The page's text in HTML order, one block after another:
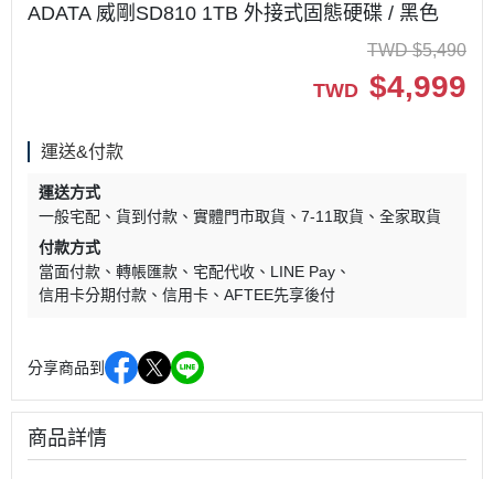
ADATA 威剛SD810 1TB 外接式固態硬碟 / 黑色
TWD $5,490
TWD $4,999
運送&付款
運送方式
一般宅配
貨到付款 實體門市取貨 7-11取貨
全家取貨
付款方式
當面付款
轉帳匯款 宅配代收
LINE Pay
信用卡分期付款
信用卡 AFTEE先享後付
分享商品到
商品詳情